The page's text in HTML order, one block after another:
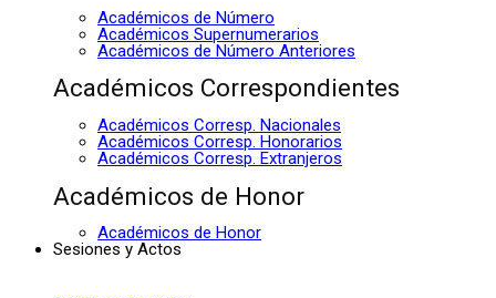
Académicos de Número
Académicos Supernumerarios
Académicos de Número Anteriores
Académicos Correspondientes
Académicos Corresp. Nacionales
Académicos Corresp. Honorarios
Académicos Corresp. Extranjeros
Académicos de Honor
Académicos de Honor
Sesiones y Actos